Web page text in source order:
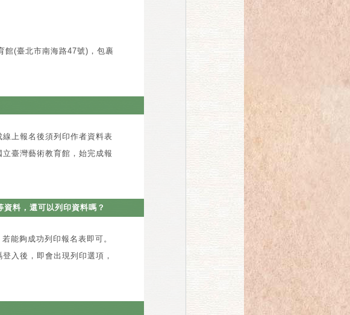
館(臺北市南海路47號)，包裹
上報名後須列印作者資料表
臺灣藝術教育館，始完成報
料，還可以列印資料嗎？
能夠成功列印報名表即可。
入後，即會出現列印選項，